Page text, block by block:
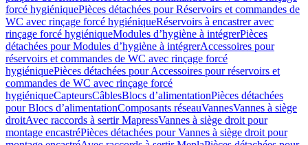
forcé hygiéniquePièces détachées pour Réservoirs et commandes de
WC avec rinçage forcé hygiéniqueRéservoirs à encastrer avec
rinçage forcé hygiéniqueModules d’hygiène à intégrerPièces
détachées pour Modules d’hygiène à intégrerAccessoires pour
réservoirs et commandes de WC avec rinçage forcé
hygiéniquePièces détachées pour Accessoires pour réservoirs et
commandes de WC avec rinçage forcé
hygiéniqueCapteursCâblesBlocs d’alimentationPièces détachées
pour Blocs d’alimentationComposants réseauVannesVannes à siège
droitAvec raccords à sertir MapressVannes à siège droit pour
montage encastréPièces détachées pour Vannes à siège droit pour